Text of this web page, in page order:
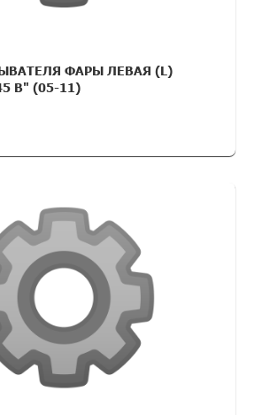
ФАРЫ ЛЕВАЯ (L)
B" (05-11)